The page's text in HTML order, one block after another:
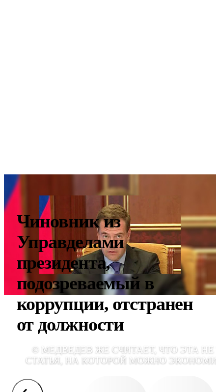
Чиновник из
Управделами
президента,
подозреваемый в
коррупции, отстранен
от должности
© МЕДВЕДЕВ ЖЕ СЧИТАЕТ, ЧТО ЭТА НЕ
СТАТЬЯ, НА КОТОРОЙ МОЖНО